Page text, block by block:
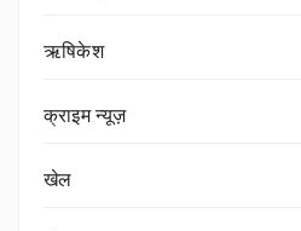
ऋषिकेश
क्राइम न्यूज़
खेल